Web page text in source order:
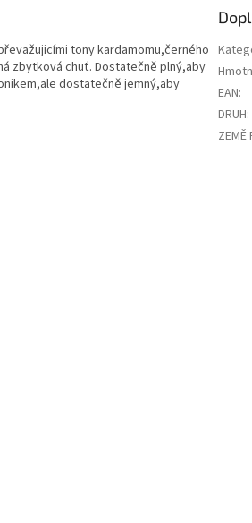
tony kardamomu,černého
zbytková chuť. Dostatečně plný,aby
dostatečně jemný,aby
EAN:
DRUH:
ZEMĚ